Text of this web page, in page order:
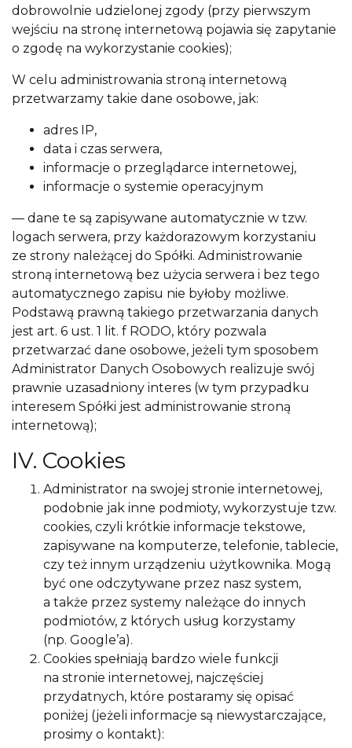
dobrowolnie udzielonej zgody (przy pierwszym
wejściu na stronę internetową pojawia się zapytanie
o zgodę na wykorzystanie cookies);
W celu administrowania stroną internetową
przetwarzamy takie dane osobowe, jak:
adres IP,
data i czas serwera,
informacje o przeglądarce internetowej,
informacje o systemie operacyjnym
— dane te są zapisywane automatycznie w tzw.
logach serwera, przy każdorazowym korzystaniu
ze strony należącej do Spółki. Administrowanie
stroną internetową bez użycia serwera i bez tego
automatycznego zapisu nie byłoby możliwe.
Podstawą prawną takiego przetwarzania danych
jest art. 6 ust. 1 lit. f RODO, który pozwala
przetwarzać dane osobowe, jeżeli tym sposobem
Administrator Danych Osobowych realizuje swój
prawnie uzasadniony interes (w tym przypadku
interesem Spółki jest administrowanie stroną
internetową);
IV. Cookies
Administrator na swojej stronie internetowej,
podobnie jak inne podmioty, wykorzystuje tzw.
cookies, czyli krótkie informacje tekstowe,
zapisywane na komputerze, telefonie, tablecie,
czy też innym urządzeniu użytkownika. Mogą
być one odczytywane przez nasz system,
a także przez systemy należące do innych
podmiotów, z których usług korzystamy
(np. Google’a).
Cookies spełniają bardzo wiele funkcji
na stronie internetowej, najczęściej
przydatnych, które postaramy się opisać
poniżej (jeżeli informacje są niewystarczające,
prosimy o kontakt):